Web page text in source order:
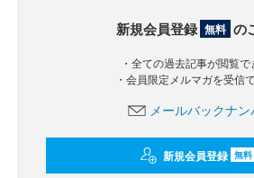
新規会員登録 無料 の
・全ての過去記事が閲覧
・会員限定メルマガを受信
メールバックナン
新規会員登録 無料